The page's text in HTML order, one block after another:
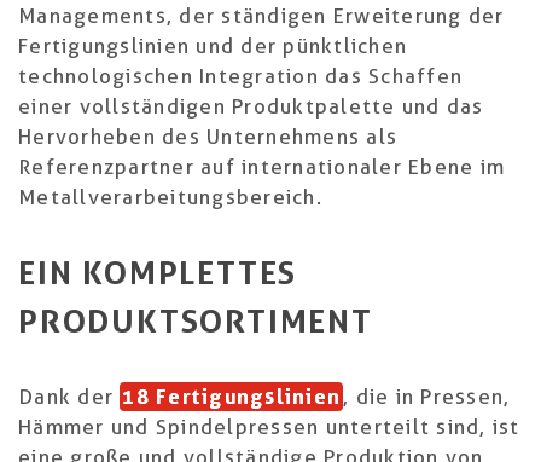
Managements, der ständigen Erweiterung der
Fertigungslinien und der pünktlichen
technologischen Integration das Schaffen
einer vollständigen Produktpalette und das
Hervorheben des Unternehmens als
Referenzpartner auf internationaler Ebene im
Metallverarbeitungsbereich.
EIN KOMPLETTES
PRODUKTSORTIMENT
Dank der 18 Fertigungslinien , die in Pressen,
Hämmer und Spindelpressen unterteilt sind, ist